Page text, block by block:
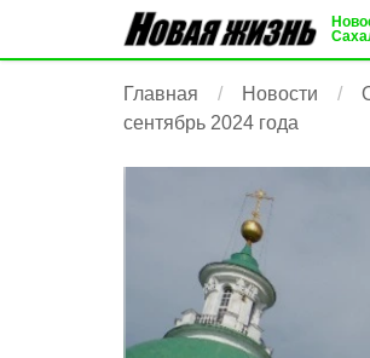
Главная Новости
сентябрь 2024 года